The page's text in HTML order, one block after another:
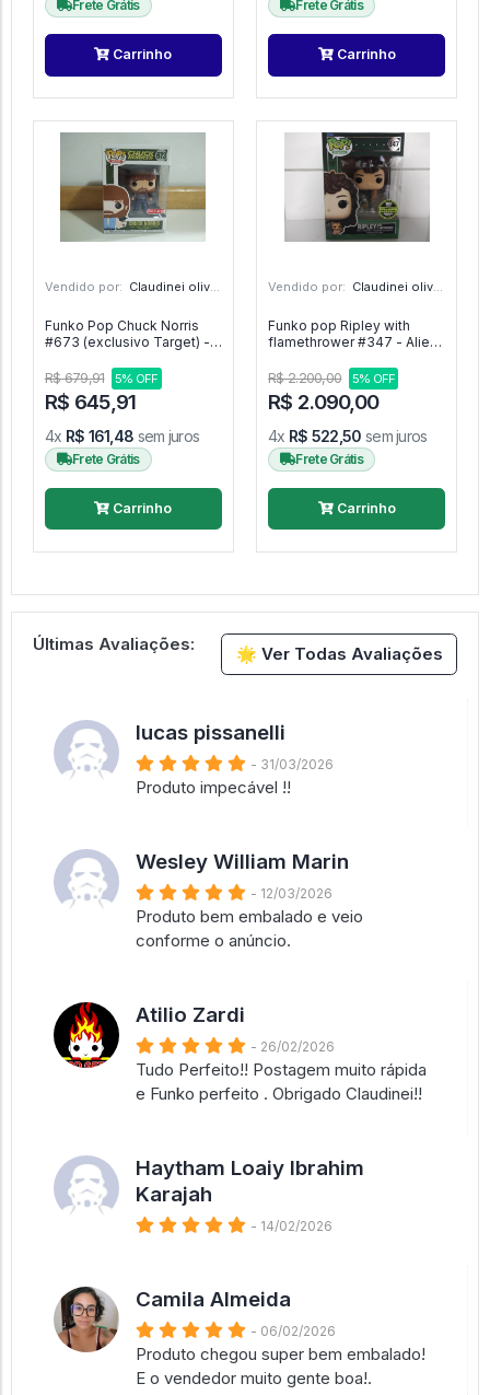
Frete Grátis
Carrinho
Frete Grátis
Carrinho
Vendido por: Claudinei oliveira - SP
Funko Pop Chuck Norris
#673 (exclusivo Target) -
R$ 679,91
5% OFF
R$ 645,91
4x R$ 161,48 sem juros
Frete Grátis
Carrinho
Vendido por: Claudinei oliveira - SP
Funko pop Ripley with
flamethrower #347 - Aliens
R$ 2.200,00
5% OFF
R$ 2.090,00
4x R$ 522,50 sem juros
Frete Grátis
Carrinho
🌟 Ver Todas Avaliações
Últimas Avaliações:
lucas pissanelli
- 31/03/2026
Produto impecável !!
Wesley William Marin
- 12/03/2026
Produto bem embalado e veio
conforme o anúncio.
Atilio Zardi
- 26/02/2026
Tudo Perfeito!! Postagem muito rápida
e Funko perfeito . Obrigado Claudinei!!
Haytham Loaiy Ibrahim
Karajah
- 14/02/2026
Camila Almeida
- 06/02/2026
Produto chegou super bem embalado!
E o vendedor muito gente boa!.